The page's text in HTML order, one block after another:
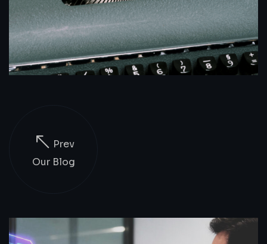
Prev
Our Blog